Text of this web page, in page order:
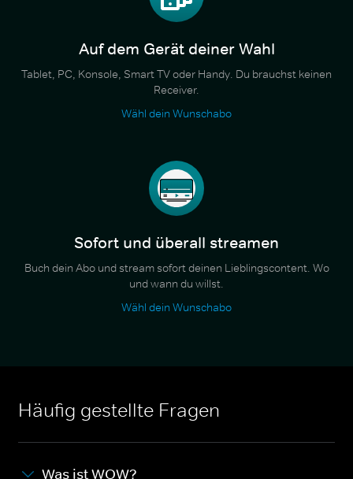
Auf dem Gerät deiner Wahl
Tablet, PC, Konsole, Smart TV oder Handy. Du brauchst keinen
Receiver.
Wähl dein Wunschabo
Sofort und überall streamen
Buch dein Abo und stream sofort deinen Lieblingscontent. Wo
und wann du willst.
Wähl dein Wunschabo
Häufig gestellte Fragen
Was ist WOW?